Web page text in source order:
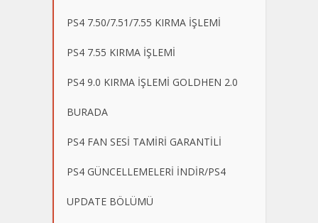
PS4 7.50/7.51/7.55 KIRMA İŞLEMİ
PS4 7.55 KIRMA İŞLEMİ
PS4 9.0 KIRMA İŞLEMİ GOLDHEN 2.0
BURADA
PS4 FAN SESİ TAMİRİ GARANTİLİ
PS4 GÜNCELLEMELERİ İNDİR/PS4
UPDATE BÖLÜMÜ